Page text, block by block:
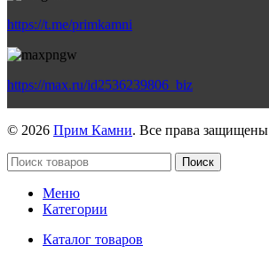
https://t.me/primkamni
https://max.ru/id2536239806_biz
© 2026 Прим Камни. Все права защищены
Поиск
Меню
Категории
Каталог товаров